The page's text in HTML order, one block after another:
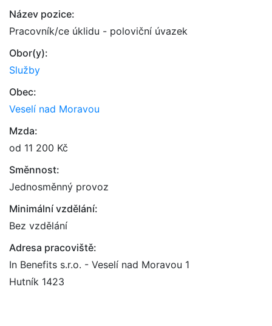
Název pozice:
Pracovník/ce úklidu - poloviční úvazek
Obor(y):
Služby
Obec:
Veselí nad Moravou
Mzda:
od 11 200 Kč
Směnnost:
Jednosměnný provoz
Minimální vzdělání:
Bez vzdělání
Adresa pracoviště:
In Benefits s.r.o. - Veselí nad Moravou 1
Hutník 1423